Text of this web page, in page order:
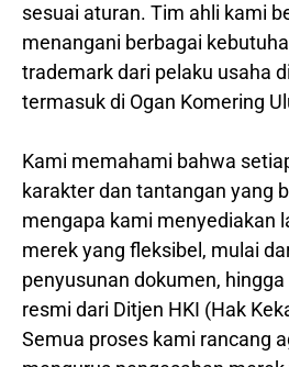
sesuai aturan. Tim ahli kami
menangani berbagai
trademark dari pelaku usaha
termasuk di Ogan Komering
Kami memahami bahwa
karakter dan tantangan yang
mengapa kami menyediakan
merek yang fleksibel, mulai
penyusunan dokumen,
resmi dari Ditjen HKI (Hak
Semua proses kami rancang